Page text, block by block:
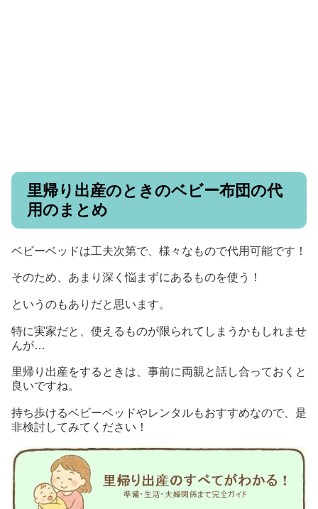
里帰り出産のときのベビー布団の代
用のまとめ
ベビーベッドは工夫次第で、様々なもので代用可能です！
そのため、あまり深く悩まずにあるものを使う！
というのもありだと思います。
特に実家だと、使えるものが限られてしまうかもしれませ
んが…
里帰り出産をするときは、事前に両親と話し合っておくと
良いですね。
持ち歩けるベビーベッドやレンタルもおすすめなので、是
非検討してみてください！